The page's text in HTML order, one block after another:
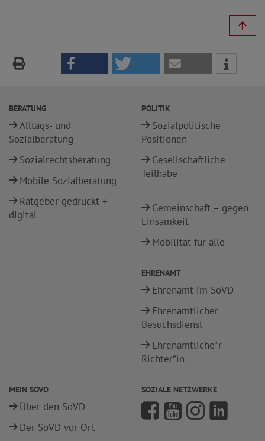
BERATUNG
Alltags- und
Sozialberatung
Sozialrechtsberatung
Mobile Sozialberatung
Ratgeber gedruckt +
digital
POLITIK
Sozialpolitische
Positionen
Gesellschaftliche
Teilhabe
Gemeinschaft – gegen
Einsamkeit
Mobilität für alle
EHRENAMT
Ehrenamt im SoVD
Ehrenamtlicher
Besuchsdienst
Ehrenamtliche*r
Richter*in
MEIN SOVD
Über den SoVD
Der SoVD vor Ort
SOZIALE NETZWERKE